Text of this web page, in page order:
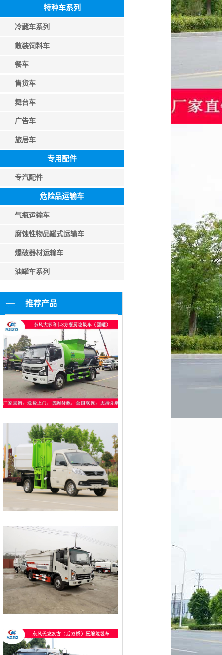
特种车系列
冷藏车系列
散装饲料车
餐车
售货车
舞台车
广告车
旅居车
专用配件
专汽配件
危险品运输车
气瓶运输车
腐蚀性物品罐式运输车
爆破器材运输车
油罐车系列
推荐产品